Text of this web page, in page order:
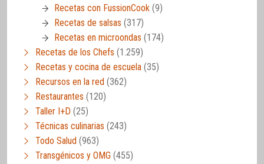
Recetas con FussionCook (9)
Recetas de salsas (317)
Recetas en microondas (174)
Recetas de los Chefs (1.259)
Recetas y cocina de escuela (35)
Recursos en la red (362)
Restaurantes (120)
Taller I+D (25)
Técnicas culinarias (243)
Todo Salud (963)
Transgénicos y OMG (455)